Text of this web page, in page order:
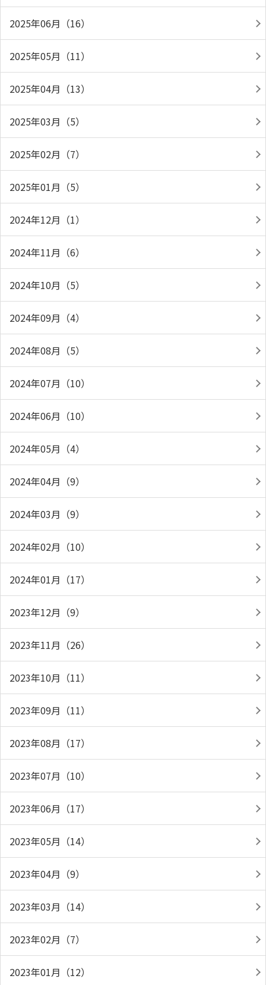
2025年06月（16）
2025年05月（11）
2025年04月（13）
2025年03月（5）
2025年02月（7）
2025年01月（5）
2024年12月（1）
2024年11月（6）
2024年10月（5）
2024年09月（4）
2024年08月（5）
2024年07月（10）
2024年06月（10）
2024年05月（4）
2024年04月（9）
2024年03月（9）
2024年02月（10）
2024年01月（17）
2023年12月（9）
2023年11月（26）
2023年10月（11）
2023年09月（11）
2023年08月（17）
2023年07月（10）
2023年06月（17）
2023年05月（14）
2023年04月（9）
2023年03月（14）
2023年02月（7）
2023年01月（12）